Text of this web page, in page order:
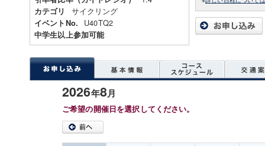
カテゴリ サイクリング
イベントNo. U40TQ2
中学生以上参加可能
2026年8月
ご希望の開催日を選択してください。